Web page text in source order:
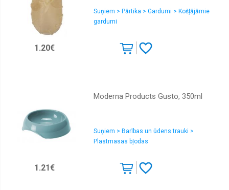
Suņiem > Pārtika > Gardumi > Košļājāmie
gardumi
1.20€
Moderna Products Gusto, 350ml
Suņiem > Barības un ūdens trauki >
Plastmasas bļodas
1.21€